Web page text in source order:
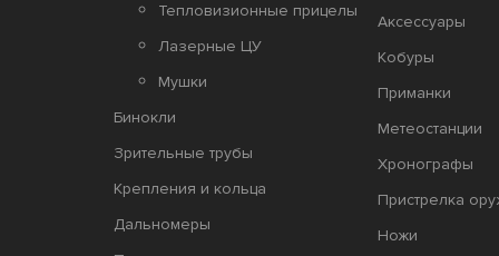
Тепловизионные прицелы
Лазерные ЦУ
Мушки
Бинокли
Зрительные трубы
Крепления и кольца
Дальномеры
Аксессуары
Кобуры
Приманки
Метеостанции
Хронографы
Пристрелка
Ножи